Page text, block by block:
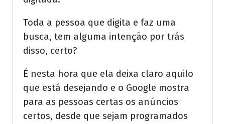
Toda a pessoa que digita e faz uma
busca, tem alguma intenção por trás
disso, certo?
É nesta hora que ela deixa claro aquilo
que está desejando e o Google mostra
para as pessoas certas os anúncios
certos, desde que sejam programados